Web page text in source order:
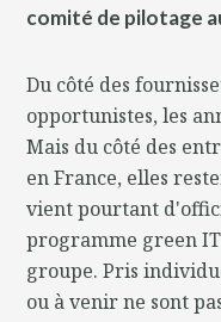
comité de pilotage
Du côté des
opportunistes, les
Mais du côté des
en France, elles
vient pourtant
programme green
groupe. Pris
ou à venir ne sont